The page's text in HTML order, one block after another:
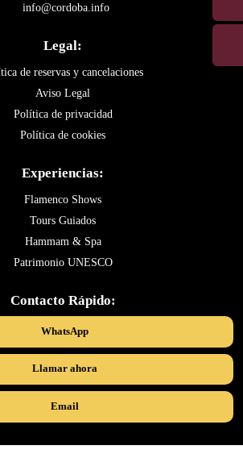
info@cordoba.info
Legal:
de reservas y cancelaciones
Aviso Legal
Política de privacidad
Política de cookies
Experiencias:
Flamenco Shows
Tours Guiados
Hammam & Spa
Patrimonio UNESCO
Contacto Rápido:
WhatsApp
Llamar ahora
Email